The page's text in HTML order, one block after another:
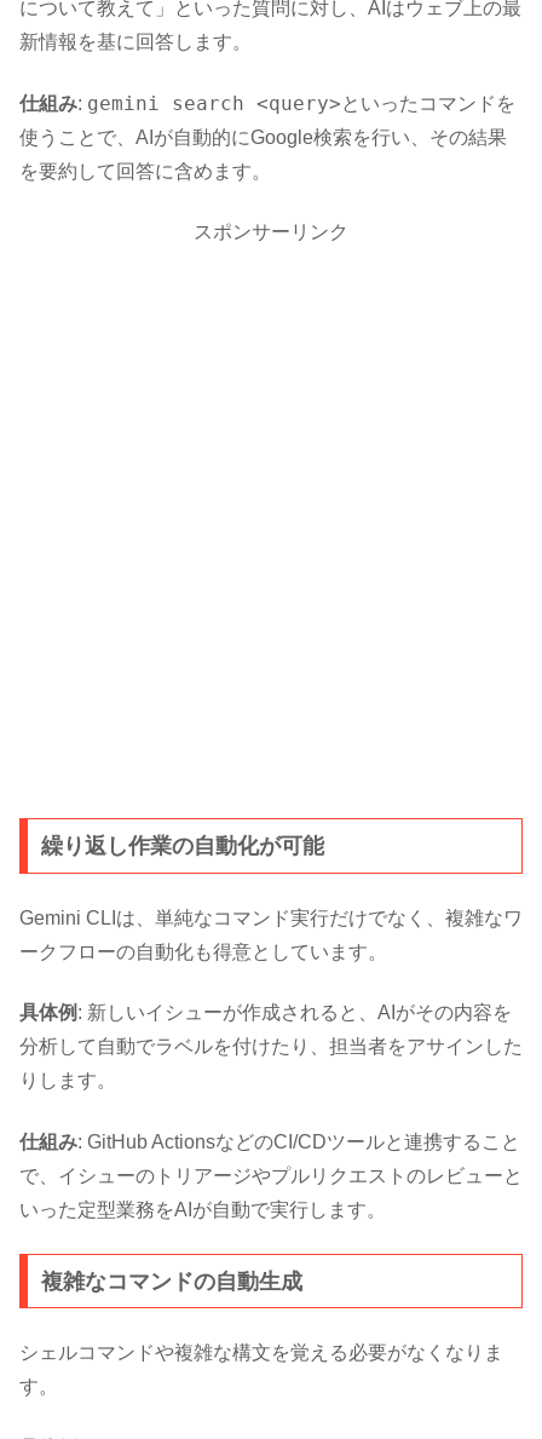
について教えて」といった質問に対し、AIはウェブ上の最
新情報を基に回答します。
仕組み: gemini search <query> といったコマンドを
使うことで、AIが自動的にGoogle検索を行い、その結果
を要約して回答に含めます。
スポンサーリンク
繰り返し作業の自動化が可能
Gemini CLIは、単純なコマンド実行だけでなく、複雑なワ
ークフローの自動化も得意としています。
具体例 : 新しいイシューが作成されると、AIがその内容を
分析して自動でラベルを付けたり、担当者をアサインした
りします。
仕組み: GitHub ActionsなどのCI/CDツールと連携すること
で、イシューのトリアージやプルリクエストのレビューと
いった定型業務をAIが自動で実行します。
複雑なコマンドの自動生成
シェルコマンドや複雑な構文を覚える必要がなくなりま
す。